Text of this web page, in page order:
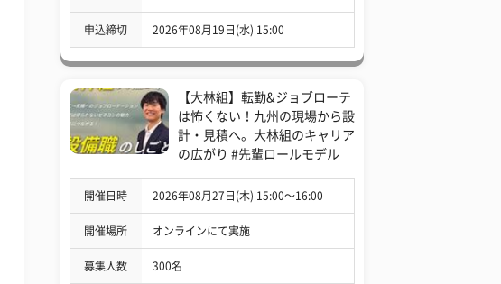
申込締切 2026年08月19日(水) 15:00
【大林組】転勤&ジョブローテ
は怖くない！九州の現場から設
計・見積へ。大林組のキャリア
の広がり #先輩ロールモデル
開催日時 2026年08月27日(木) 15:00〜16:00
開催場所 オンラインにて実施
募集人数 300名